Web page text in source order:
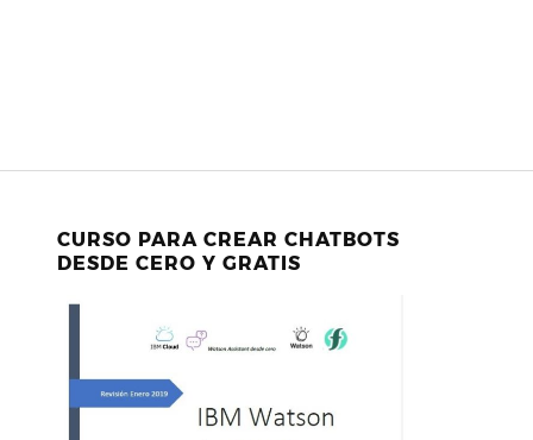
CURSO PARA CREAR CHATBOTS
DESDE CERO Y GRATIS